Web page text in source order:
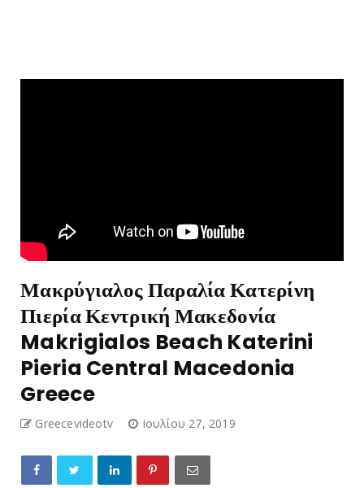
Μακρύγιαλος Παραλία Κατερίνη
Πιερία Κεντρική Μακεδονία
Makrigialos Beach Katerini
Pieria Central Macedonia
Greece
Greecevideotv Ιουλίου 27, 2019